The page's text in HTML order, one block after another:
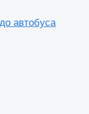
автобуса